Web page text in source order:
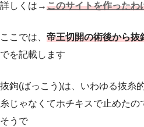
詳しくは→このサイトを作ったわ
ここでは、 帝王切開の術後から抜
でを記載します
抜鉤(ばっこう)は、いわゆる抜糸
糸じゃなくてホチキスで止めた
そうで